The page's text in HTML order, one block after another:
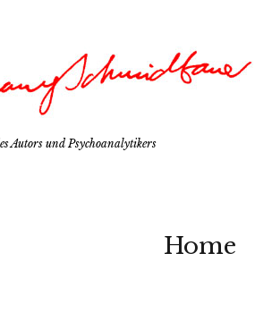
Autors und Psychoanalytikers
Home